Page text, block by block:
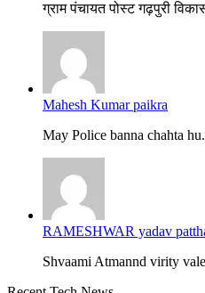
ग्राम पंचायत पोस्ट गढ़पुरी
Mahesh Kumar paikra
May Police banna chahta
RAMESHWAR yadav
Shvaami Atmannd virity